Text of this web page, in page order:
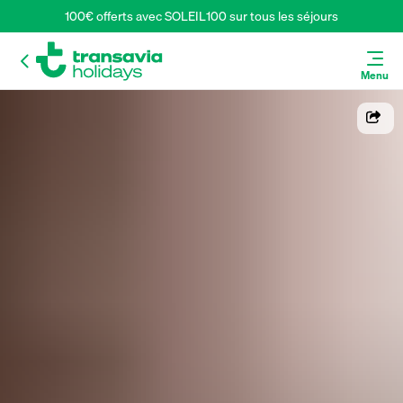
100€ offerts avec SOLEIL100 sur tous les séjours
Menu